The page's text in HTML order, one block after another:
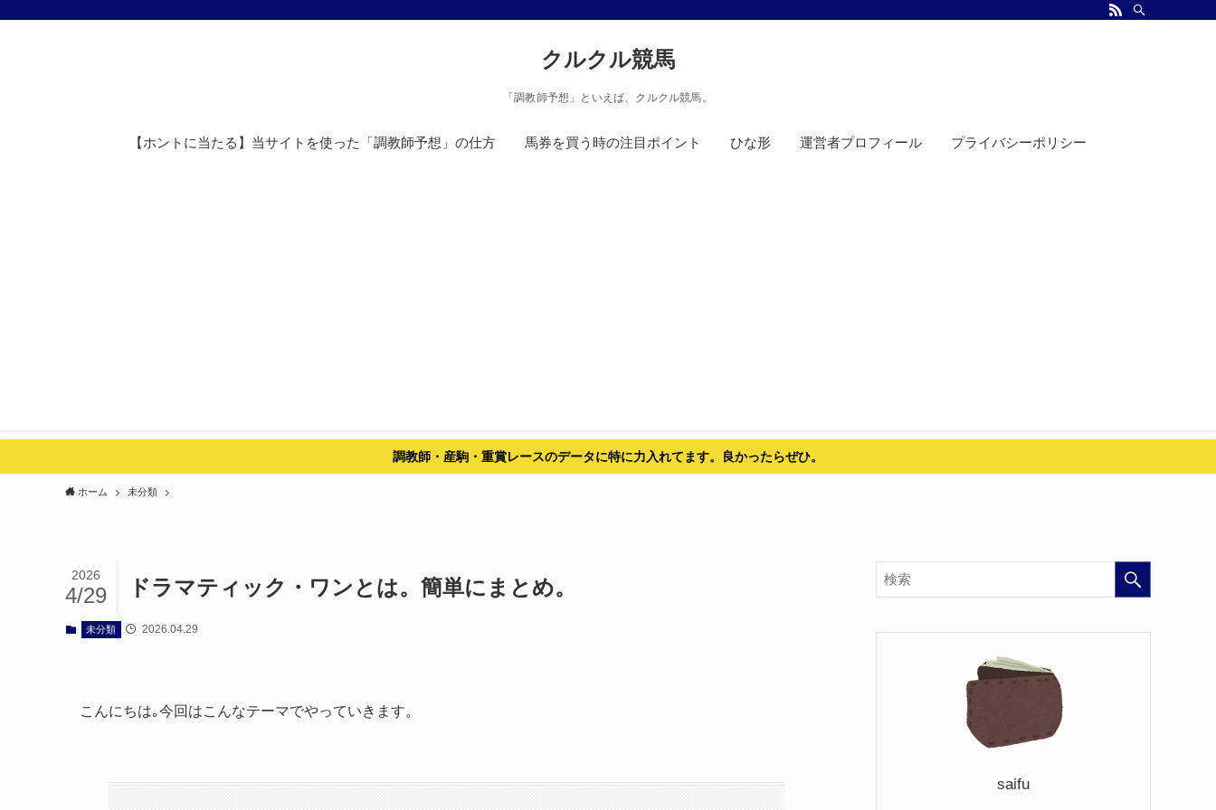
クルクル競馬
「調教師予想」といえば、クルクル競馬。
【ホントに当たる】当サイトを使った「調教師予想」の仕方 馬券を買う時の注目ポイント ひな形 運営者プロフィール プライバシーポリシー
調教師・産駒・重賞レースのデータに特に力入れてます。良かったらぜひ。
ホーム 未分類
ドラマティック・ワンとは。簡単にまとめ。
2026
4/29
未分類 2026.04.29
こんにちは｡今回はこんなテーマでやっていきます。
saifu